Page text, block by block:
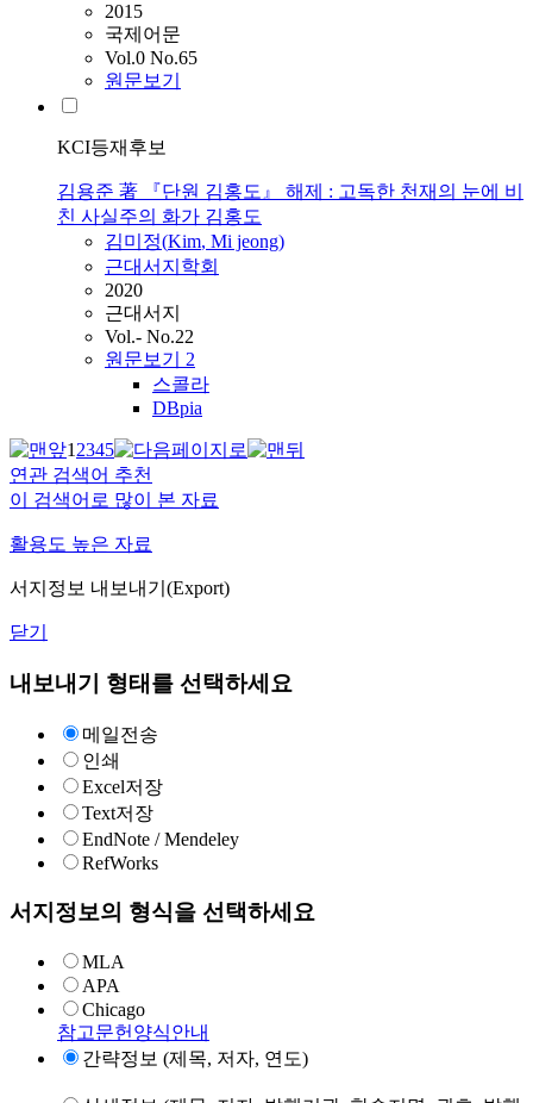
2015
국제어문
Vol.0 No.65
원문보기
KCI등재후보
김용준 著 『단원 김홍도』 해제 : 고독한 천재의 눈에 비
친 사실주의 화가 김홍도
김미정(Kim, Mi jeong)
근대서지학회
2020
근대서지
Vol.- No.22
원문보기 2
스콜라
DBpia
12345
연관 검색어 추천
이 검색어로 많이 본 자료
활용도 높은 자료
서지정보 내보내기(Export)
닫기
내보내기 형태를 선택하세요
메일전송
인쇄
Excel저장
Text저장
EndNote / Mendeley
RefWorks
서지정보의 형식을 선택하세요
MLA
APA
Chicago
참고문헌양식안내
간략정보 (제목, 저자, 연도)